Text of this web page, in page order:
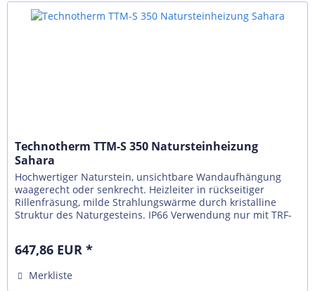
Technotherm TTM-S 350 Natursteinheizung
Sahara
Hochwertiger Naturstein, unsichtbare Wandaufhängung
waagerecht oder senkrecht. Heizleiter in rückseitiger
Rillenfräsung, milde Strahlungswärme durch kristalline
Struktur des Naturgesteins. IP66 Verwendung nur mit TRF-
647,86 EUR *
Merkliste